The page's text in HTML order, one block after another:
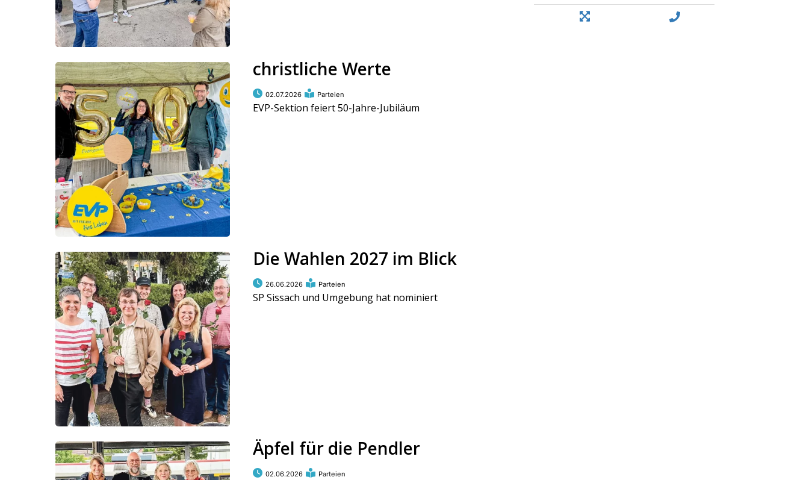
christliche Werte
02.07.2026 Parteien
EVP-Sektion feiert 50-Jahre-Jubiläum
Die Wahlen 2027 im Blick
26.06.2026 Parteien
SP Sissach und Umgebung hat nominiert
Äpfel für die Pendler
02.06.2026 Parteien